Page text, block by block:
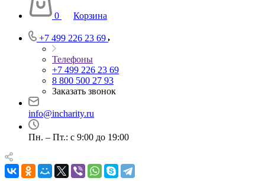
0 Корзина
+7 499 226 23 69
Телефоны
+7 499 226 23 69
8 800 500 27 93
Заказать звонок
info@incharity.ru
Пн. – Пт.: с 9:00 до 19:00